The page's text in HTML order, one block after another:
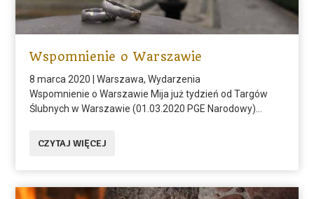
Wspomnienie o Warszawie
8 marca 2020 |Warszawa,Wydarzenia
Wspomnienie o Warszawie Mija już tydzień od Targów
Ślubnych w Warszawie (01.03.2020 PGE Narodowy)...
CZYTAJ WIĘCEJ